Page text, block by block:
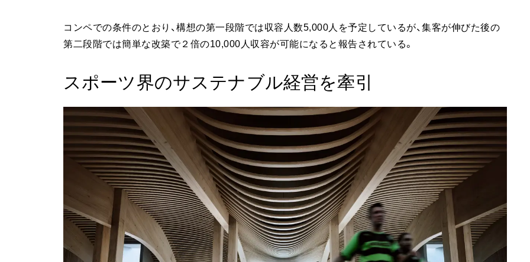
コンペでの条件のとおり、構想の第一段階では収容人数5,000人を予定しているが、集客が伸びた後の
第二段階では簡単な改築で２倍の10,000人収容が可能になると報告されている。
スポーツ界のサステナブル経営を牽引